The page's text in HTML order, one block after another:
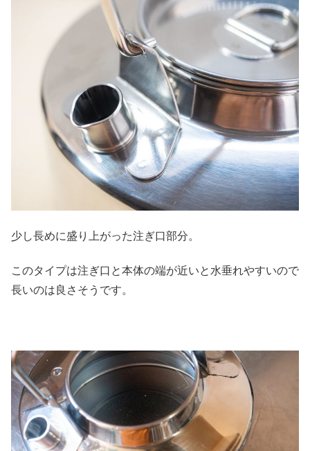
少し長めに盛り上がった注ぎ口部分。
このタイプは注ぎ口と本体の端が近いと水垂れやすいので
長いのは良さそうです。